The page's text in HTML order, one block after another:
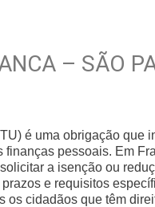
– SÃO
é uma obrigação que
pessoais. Em
a isenção ou
e requisitos
os cidadãos que têm